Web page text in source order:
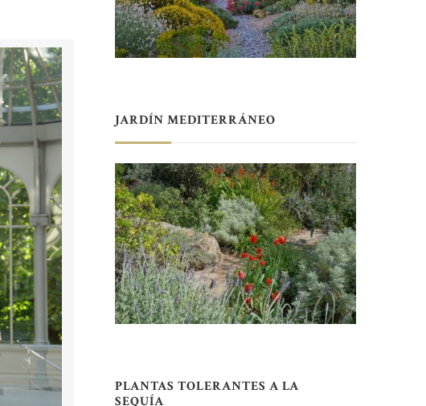
JARDÍN MEDITERRÁNEO
PLANTAS TOLERANTES A LA
SEQUÍA